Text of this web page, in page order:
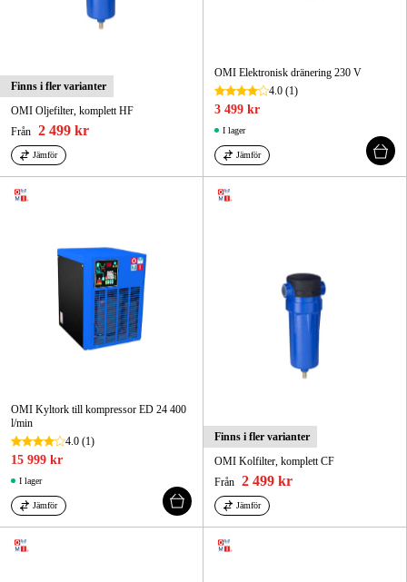
Finns i fler varianter
OMI Oljefilter, komplett HF
Från 2 499 kr
Jämför
OMI Elektronisk dränering 230 V
4.0 (1)
3 499 kr
I lager
Jämför
OMI Kyltork till kompressor ED 24 400
l/min
4.0 (1)
15 999 kr
I lager
Jämför
Finns i fler varianter
OMI Kolfilter, komplett CF
Från 2 499 kr
Jämför